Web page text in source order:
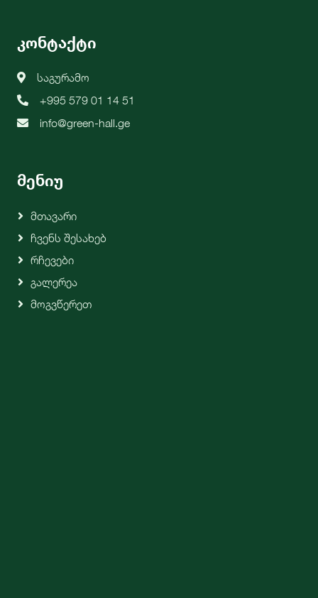
კონტაქტი
საგურამო
+995 579 01 14 51
info@green-hall.ge
მენიუ
Მთავარი
Ჩვენს Შესახებ
Რჩევები
Გალერეა
Მოგვწერეთ